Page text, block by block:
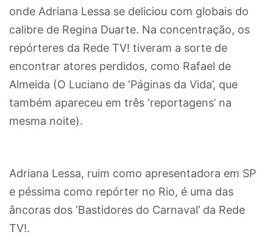
onde Adriana Lessa se deliciou com globais do
calibre de Regina Duarte. Na concentração, os
repórteres da Rede TV! tiveram a sorte de
encontrar atores perdidos, como Rafael de
Almeida (O Luciano de ‘Páginas da Vida’, que
também apareceu em três ‘reportagens’ na
mesma noite).
Adriana Lessa, ruim como apresentadora em SP
e péssima como repórter no Rio, é uma das
âncoras dos ‘Bastidores do Carnaval’ da Rede
TV!.